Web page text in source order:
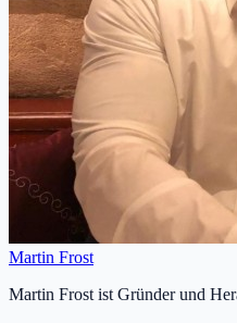
Martin Frost
Martin Frost ist Gründer und